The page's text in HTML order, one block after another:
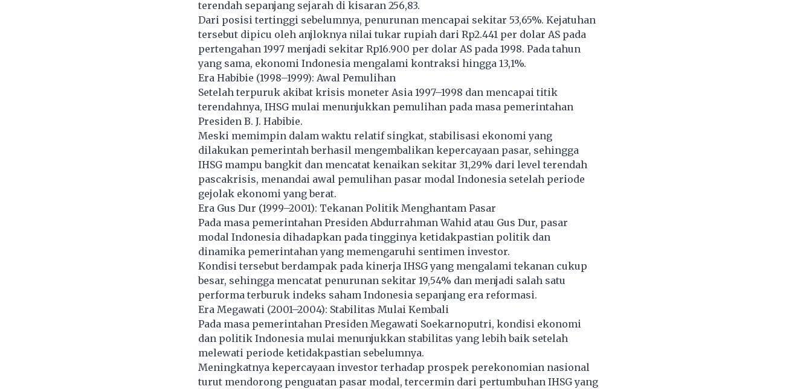
terendah sepanjang sejarah di kisaran 256,83.
Dari posisi tertinggi sebelumnya, penurunan mencapai sekitar 53,65%. Kejatuhan
tersebut dipicu oleh anjloknya nilai tukar rupiah dari Rp2.441 per dolar AS pada
pertengahan 1997 menjadi sekitar Rp16.900 per dolar AS pada 1998. Pada tahun
yang sama, ekonomi Indonesia mengalami kontraksi hingga 13,1%.
Era Habibie (1998–1999): Awal Pemulihan
Setelah terpuruk akibat krisis moneter Asia 1997–1998 dan mencapai titik
terendahnya, IHSG mulai menunjukkan pemulihan pada masa pemerintahan
Presiden B. J. Habibie.
Meski memimpin dalam waktu relatif singkat, stabilisasi ekonomi yang
dilakukan pemerintah berhasil mengembalikan kepercayaan pasar, sehingga
IHSG mampu bangkit dan mencatat kenaikan sekitar 31,29% dari level terendah
pascakrisis, menandai awal pemulihan pasar modal Indonesia setelah periode
gejolak ekonomi yang berat.
Era Gus Dur (1999–2001): Tekanan Politik Menghantam Pasar
Pada masa pemerintahan Presiden Abdurrahman Wahid atau Gus Dur, pasar
modal Indonesia dihadapkan pada tingginya ketidakpastian politik dan
dinamika pemerintahan yang memengaruhi sentimen investor.
Kondisi tersebut berdampak pada kinerja IHSG yang mengalami tekanan cukup
besar, sehingga mencatat penurunan sekitar 19,54% dan menjadi salah satu
performa terburuk indeks saham Indonesia sepanjang era reformasi.
Era Megawati (2001–2004): Stabilitas Mulai Kembali
Pada masa pemerintahan Presiden Megawati Soekarnoputri, kondisi ekonomi
dan politik Indonesia mulai menunjukkan stabilitas yang lebih baik setelah
melewati periode ketidakpastian sebelumnya.
Meningkatnya kepercayaan investor terhadap prospek perekonomian nasional
turut mendorong penguatan pasar modal, tercermin dari pertumbuhan IHSG yang